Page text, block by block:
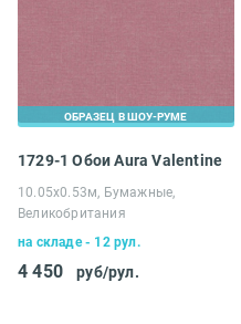
ОБРАЗЕЦ В ШОУ-РУМЕ
1729-1 Обои Aura Valentine
10.05х0.53м, Бумажные,
Великобритания
на складе - 12 рул.
4 450 руб/рул.